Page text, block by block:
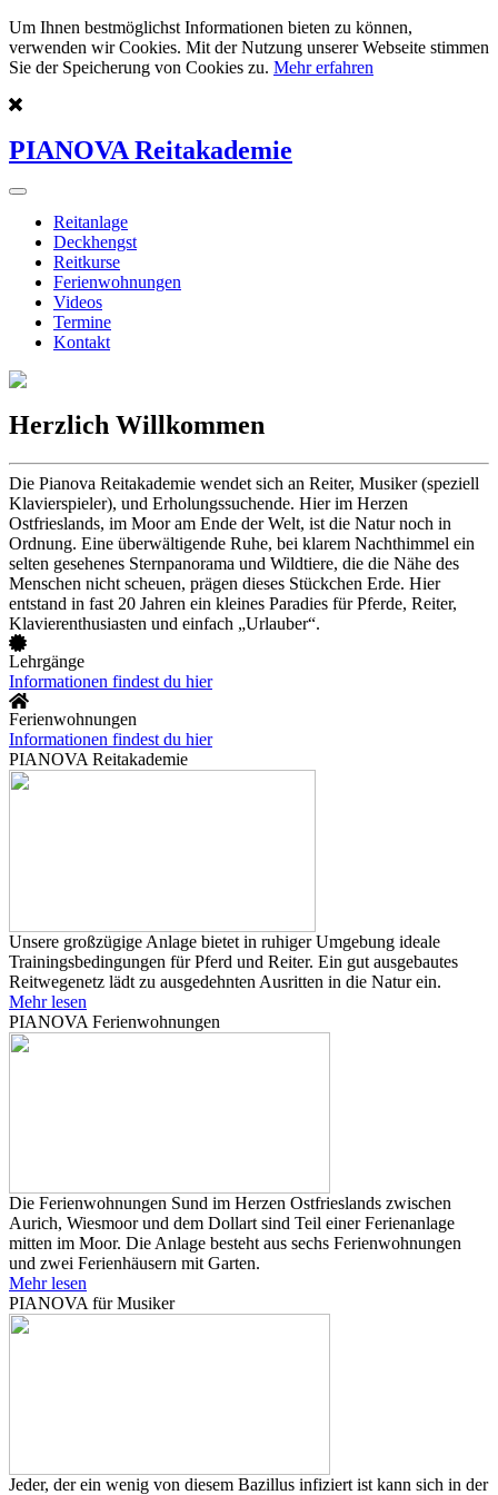
Um Ihnen bestmöglichst Informationen bieten zu können,
verwenden wir Cookies. Mit der Nutzung unserer Webseite stimmen
Sie der Speicherung von Cookies zu. Mehr erfahren
PIANOVA Reitakademie
Reitanlage
Deckhengst
Reitkurse
Ferienwohnungen
Videos
Termine
Kontakt
Herzlich Willkommen
Die Pianova Reitakademie wendet sich an Reiter, Musiker (speziell
Klavierspieler), und Erholungssuchende. Hier im Herzen
Ostfrieslands, im Moor am Ende der Welt, ist die Natur noch in
Ordnung. Eine überwältigende Ruhe, bei klarem Nachthimmel ein
selten gesehenes Sternpanorama und Wildtiere, die die Nähe des
Menschen nicht scheuen, prägen dieses Stückchen Erde. Hier
entstand in fast 20 Jahren ein kleines Paradies für Pferde, Reiter,
Klavierenthusiasten und einfach „Urlauber“.
Lehrgänge
Informationen findest du hier
Ferienwohnungen
Informationen findest du hier
PIANOVA Reitakademie
Unsere großzügige Anlage bietet in ruhiger Umgebung ideale
Trainingsbedingungen für Pferd und Reiter. Ein gut ausgebautes
Reitwegenetz lädt zu ausgedehnten Ausritten in die Natur ein.
Mehr lesen
PIANOVA Ferienwohnungen
Die Ferienwohnungen Sund im Herzen Ostfrieslands zwischen
Aurich, Wiesmoor und dem Dollart sind Teil einer Ferienanlage
mitten im Moor. Die Anlage besteht aus sechs Ferienwohnungen
und zwei Ferienhäusern mit Garten.
Mehr lesen
PIANOVA für Musiker
Jeder, der ein wenig von diesem Bazillus infiziert ist kann sich in der